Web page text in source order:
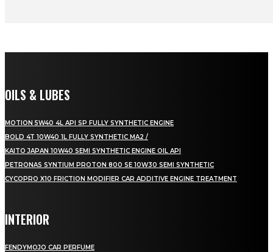
OILS & LUBES
MOTION 5W40 4L API SP FULLY SYNTHETIC ENGINE
BOLD 4T 10W40 1L FULLY SYNTHETIC MA2 /
KAITO JAPAN 10W40 SEMI SYNTHETIC ENGINE OIL API
PETRONAS SYNTIUM PROTON 800 SE 10W30 SEMI SYNTHETIC
CYCOPRO X10 FRICTION MODIFIER CAR ADDITIVE ENGINE TREATMENT
INTERIOR
FENDYMOJO CAR PERFUME